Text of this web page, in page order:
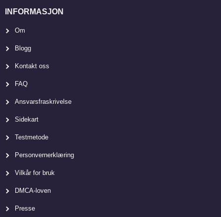
INFORMASJON
Om
Blogg
Kontakt oss
FAQ
Ansvarsfraskrivelse
Sidekart
Testmetode
Personvernerklæring
Vilkår for bruk
DMCA-loven
Presse